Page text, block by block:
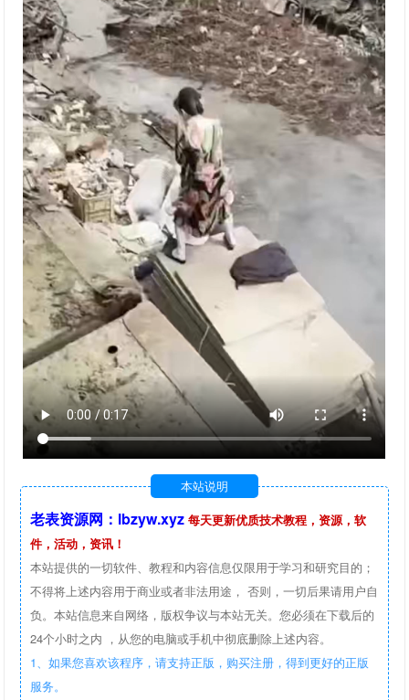
本站说明
老表资源网：lbzyw.xyz 每天更新优质技术教程，资源，软
件，活动，资讯！
本站提供的一切软件、教程和内容信息仅限用于学习和研究目的；
不得将上述内容用于商业或者非法用途， 否则，一切后果请用户自
负。本站信息来自网络，版权争议与本站无关。您必须在下载后的
24个小时之内 ，从您的电脑或手机中彻底删除上述内容。
1、如果您喜欢该程序，请支持正版，购买注册，得到更好的正版
服务。